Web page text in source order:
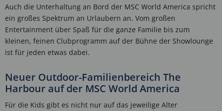
Auch die Unterhaltung an Bord der MSC World America spricht
ein großes Spektrum an Urlaubern an. Vom großen
Entertainment über Spaß für die ganze Familie bis zum
kleinen, feinen Clubprogramm auf der Bühne der Showlounge
ist für jeden etwas dabei.
Neuer Outdoor-Familienbereich The
Harbour auf der MSC World America
Für die Kids gibt es nicht nur auf das jeweilige Alter